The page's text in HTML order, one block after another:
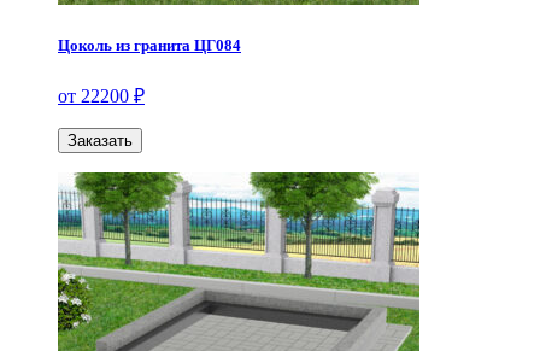
Цоколь из гранита ЦГ084
от 22200 ₽
Заказать